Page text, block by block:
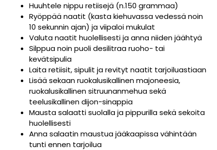
Huuhtele nippu retiisejä (n.150 grammaa)
Ryöppää naatit (kasta kiehuvassa vedessä noin
10 sekunnin ajan) ja viipaloi mukulat
Valuta naatit huolellisesti ja anna niiden jäähtyä
Silppua noin puoli desilitraa ruoho- tai
kevätsipulia
Laita retiisit, sipulit ja revityt naatit tarjoiluastiaan
Lisää sekaan ruokalusikallinen majoneesia,
ruokalusikallinen sitruunanmehua sekä
teelusikallinen dijon-sinappia
Mausta salaatti suolalla ja pippurilla sekä sekoita
huolellisesti
Anna salaatin maustua jääkaapissa vähintään
tunti ennen tarjoilua